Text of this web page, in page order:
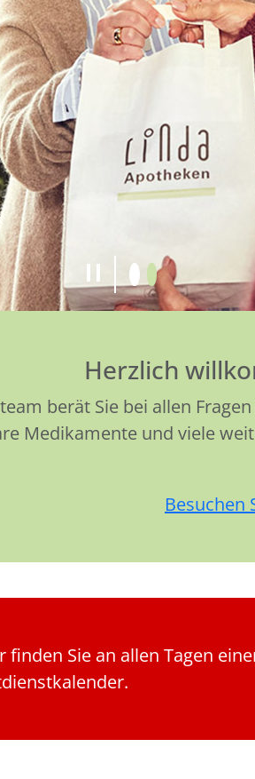
Herzlich
berät Sie bei allen
Medikamente und viele
Besuchen
finden Sie an allen Tagen